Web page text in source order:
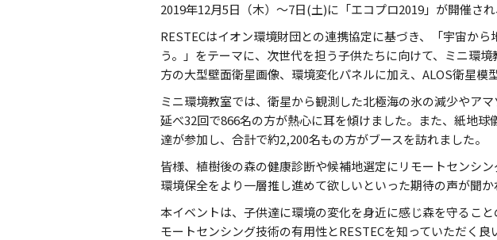
2019年12月5日（木）～7日(土)に「エコプロ2019」が開催さ
RESTECはイオン環境財団との連携協定に基づき、「宇宙か
う。」をテーマに、次世代を担う子供たちに向けて、ミニ環
方の大型壁面衛星画像、環境変化パネルに加え、ALOS衛星
ミニ環境教室では、衛星から観測した北極海の氷の減少やア
延べ32回で866名の方が熱心に耳を傾けました。また、紙地
達が参加し、合計で約2,200名もの方がブースを訪れました。
皆様、植樹後の森の健康診断や候補地選定にリモートセンシ
環境保全をより一層推し進めて欲しいといった期待の声が聞か
本イベントは、子供達に環境の変化を身近に感じ森を守るこ
モートセンシング技術の有用性とRESTECを知っていただく良